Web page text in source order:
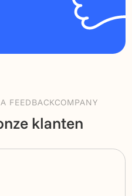
FEEDBACKCOMPANY
klanten